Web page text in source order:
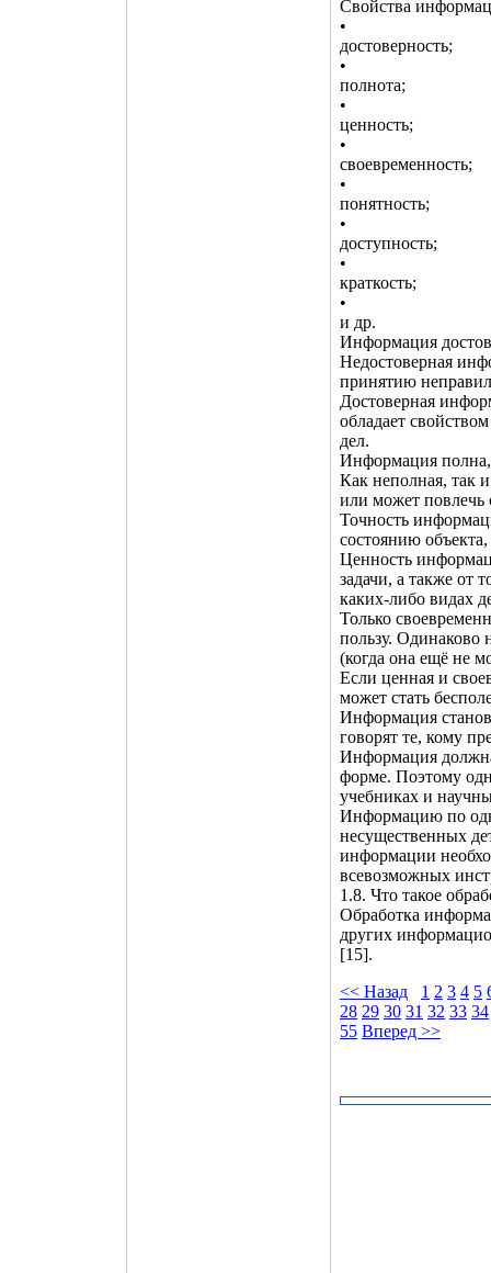
Свойства
•
достоверность;
•
полнота;
•
ценность;
•
своевременность;
•
понятность;
•
доступность;
•
краткость;
•
и др.
Информация
Недостоверная
принятию
Достоверная
обладает
дел.
Информация полна,
Как неполная, так
или может
Точность
состоянию
Ценность
задачи, а также от
каких-либо видах
Только
пользу. Одинаково
(когда она ещё не
Если ценная и
может стать
Информация
говорят те, кому
Информация
форме. Поэтому
учебниках и
Информацию по
несущественных
информации
всевозможных
1.8. Что такое
Обработка
других
[15].
<< Назад
1 2 3 4 5
28 29 30 31 32 33 34
55 Вперед >>